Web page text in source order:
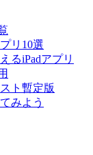
リ10選
るiPadアプリ
ト暫定版
みよう